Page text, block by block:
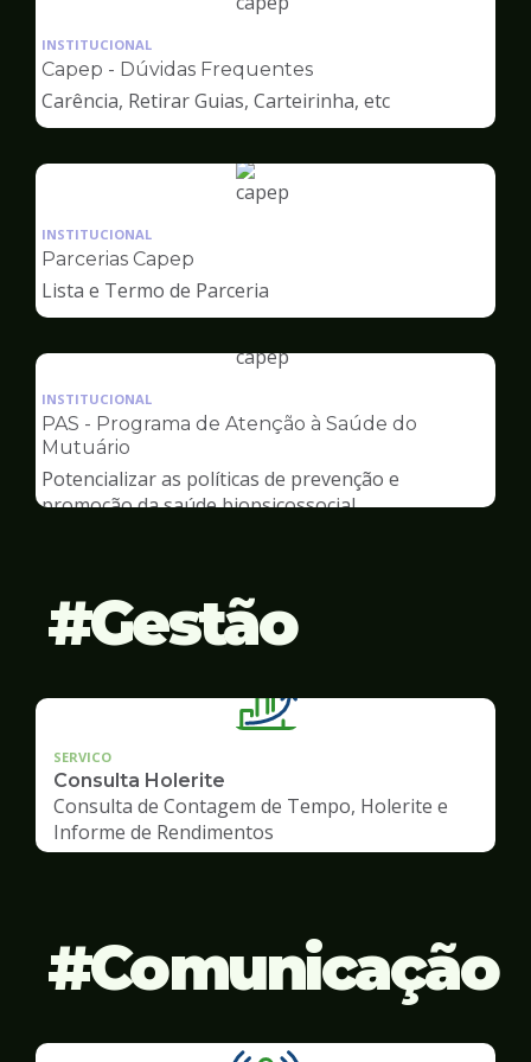
Ilustração
pagina
de
Capep
INSTITUCIONAL
Capep - Dúvidas Frequentes
Carência, Retirar Guias, Carteirinha, etc
Ilustração
Capep
INSTITUCIONAL
Parcerias Capep
Lista e Termo de Parceria
Ilustração
pagina
Capep
INSTITUCIONAL
PAS - Programa de Atenção à Saúde do
Mutuário
Potencializar as políticas de prevenção e
promoção da saúde biopsicossocial
Gestão
SERVICO
Consulta Holerite
Consulta de Contagem de Tempo, Holerite e
Informe de Rendimentos
Comunicação